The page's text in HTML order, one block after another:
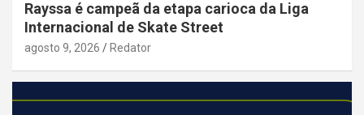
Rayssa é campeã da etapa carioca da Liga
Internacional de Skate Street
agosto 9, 2026 Redator